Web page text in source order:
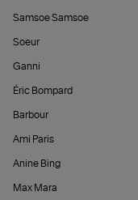
Samsoe Samsoe
Soeur
Ganni
Éric Bompard
Barbour
Ami Paris
Anine Bing
Max Mara